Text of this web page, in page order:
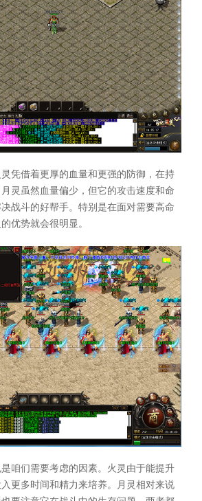
凭借着更厚的血量和更强的防御，在持
灵虽然血量偏少，但它的攻击速度和命
战斗的好帮手。特别是在面对需要高命
优势就会很明显。
咱们需要考虑的因素。火灵由于能提升
更多时间和精力来培养。月灵相对来说